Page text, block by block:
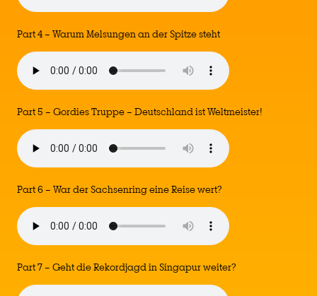
Part 4 – Warum Melsungen an der Spitze steht
Part 5 – Gordies Truppe – Deutschland ist Weltmeister!
Part 6 – War der Sachsenring eine Reise wert?
Part 7 – Geht die Rekordjagd in Singapur weiter?